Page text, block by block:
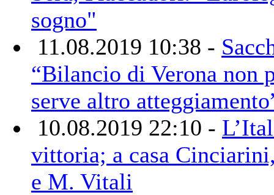
sogno"
11.08.2019 10:38 -
“Bilancio di Verona non
serve altro
10.08.2019 22:10 -
vittoria; a casa
e M. Vitali